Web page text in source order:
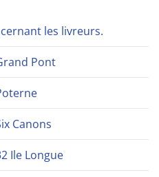
les livreurs.
Pont
Canons
Ile Longue